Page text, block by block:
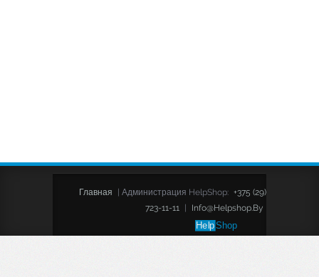
Главная | Администрация HelpShop: +375 (29)
723-11-11
| Info@helpshop.by